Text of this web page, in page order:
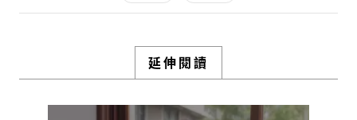
延伸閱讀